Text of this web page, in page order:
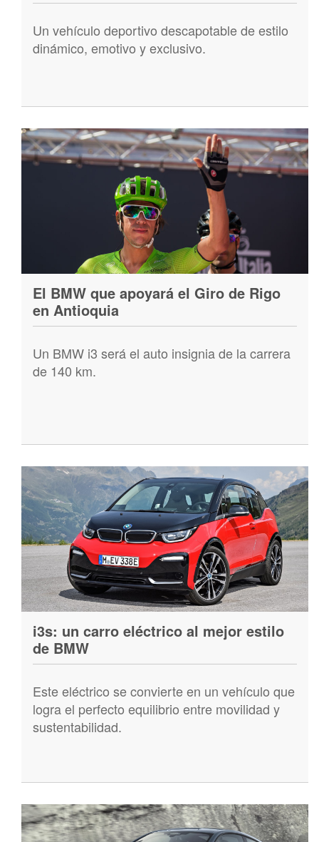
Un vehículo deportivo descapotable de estilo
dinámico, emotivo y exclusivo.
El BMW que apoyará el Giro de Rigo
en Antioquia
Un BMW i3 será el auto insignia de la carrera
de 140 km.
i3s: un carro eléctrico al mejor estilo
de BMW
Este eléctrico se convierte en un vehículo que
logra el perfecto equilibrio entre movilidad y
sustentabilidad.